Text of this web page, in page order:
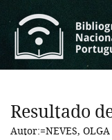
Resultado
Autor:=NEVES, OLGA